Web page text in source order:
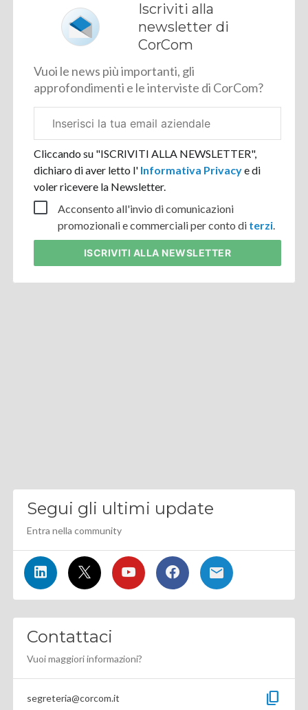
Iscriviti alla
newsletter di
CorCom
Vuoi le news più importanti, gli
approfondimenti e le interviste di CorCom?
aziendale
Cliccando su "ISCRIVITI ALLA NEWSLETTER",
dichiaro di aver letto l' Informativa Privacye di
voler ricevere la Newsletter.
Acconsento all'invio di comunicazioni
promozionali e commerciali per conto di terzi.
ISCRIVITI ALLA NEWSLETTER
Segui gli ultimi update
Entra nella community
Contattaci
Vuoi maggiori informazioni?
segreteria@corcom.it content_copy